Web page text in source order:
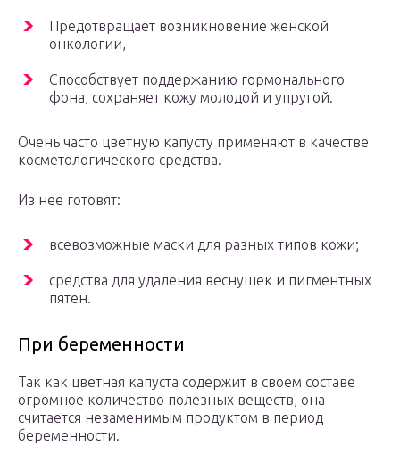
Предотвращает возникновение женской
онкологии,
Способствует поддержанию гормонального
фона, сохраняет кожу молодой и упругой.
Очень часто цветную капусту применяют в качестве
косметологического средства.
Из нее готовят:
всевозможные маски для разных типов кожи;
средства для удаления веснушек и пигментных
пятен.
При беременности
Так как цветная капуста содержит в своем составе
огромное количество полезных веществ, она
считается незаменимым продуктом в период
беременности.